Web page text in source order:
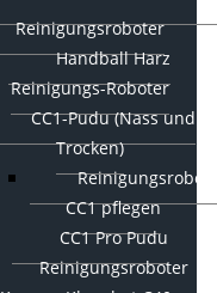
Reinigungsroboter
Handball Harz
Reinigungs-Roboter
CC1-Pudu (Nass und
Trocken)
Reinigungsroboter
CC1 pflegen
CC1 Pro Pudu
Reinigungsroboter